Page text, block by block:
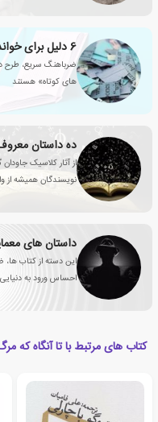
6 دلیل برای خواندن داستان های کوتاه
ضرباهنگ سریع، طرح
های کوتاه» هستند
از آثار کلاسیک
نویسندگان همیشه از
داستان های
این دسته از کتاب
احساس ورود به دنیایی
کتاب های مرتبط با تا آنگاه که